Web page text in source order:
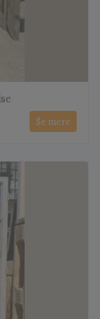
Se mere